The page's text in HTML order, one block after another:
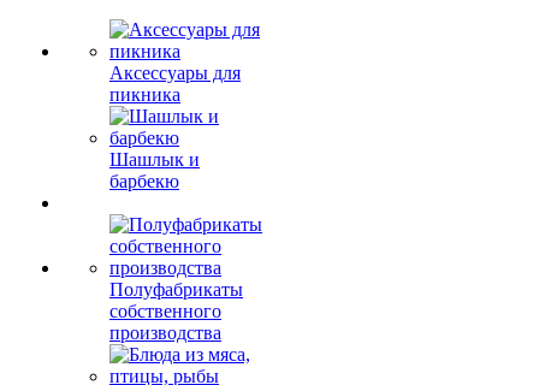
Аксессуары для
пикника
Шашлык и
барбекю
Полуфабрикаты
собственного
производства